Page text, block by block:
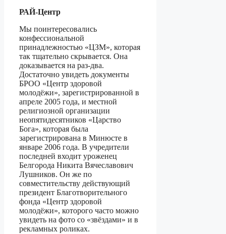
РАЙ-Центр
Мы поинтересовались
конфессиональной
принадлежностью «ЦЗМ», которая
так тщательно скрывается. Она
доказывается на раз-два.
Достаточно увидеть документы
БРОО «Центр здоровой
молодёжи», зарегистрированной в
апреле 2005 года, и местной
религиозной организации
неопятидесятников «Царство
Бога», которая была
зарегистрирована в Минюсте в
январе 2006 года. В учредители
последней входит уроженец
Белгорода Никита Вячеславович
Лушников. Он же по
совместительству действующий
президент Благотворительного
фонда «Центр здоровой
молодёжи», которого часто можно
увидеть на фото со «звёздами» и в
рекламных роликах.